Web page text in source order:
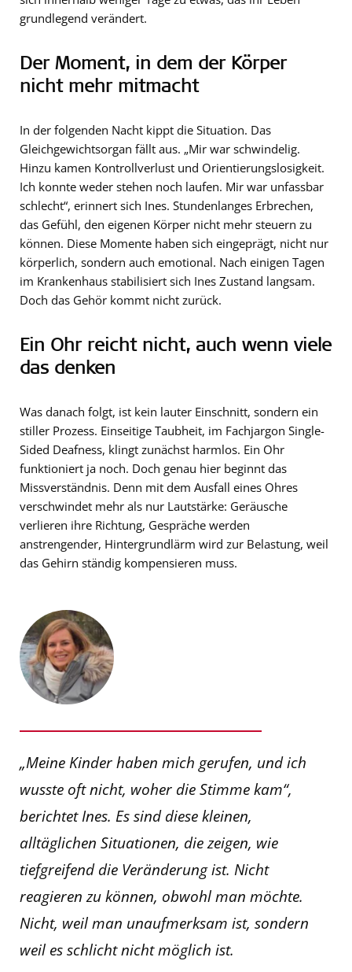
grundlegend verändert.
Der Moment, in dem der Körper
nicht mehr mitmacht
In der folgenden Nacht kippt die Situation. Das
Gleichgewichtsorgan fällt aus. „Mir war schwindelig.
Hinzu kamen Kontrollverlust und Orientierungslosigkeit.
Ich konnte weder stehen noch laufen. Mir war unfassbar
schlecht“, erinnert sich Ines. Stundenlanges Erbrechen,
das Gefühl, den eigenen Körper nicht mehr steuern zu
können. Diese Momente haben sich eingeprägt, nicht nur
körperlich, sondern auch emotional. Nach einigen Tagen
im Krankenhaus stabilisiert sich Ines Zustand langsam.
Doch das Gehör kommt nicht zurück.
Ein Ohr reicht nicht, auch wenn viele
das denken
Was danach folgt, ist kein lauter Einschnitt, sondern ein
stiller Prozess. Einseitige Taubheit, im Fachjargon Single-
Sided Deafness, klingt zunächst harmlos. Ein Ohr
funktioniert ja noch. Doch genau hier beginnt das
Missverständnis. Denn mit dem Ausfall eines Ohres
verschwindet mehr als nur Lautstärke: Geräusche
verlieren ihre Richtung, Gespräche werden
anstrengender, Hintergrundlärm wird zur Belastung, weil
das Gehirn ständig kompensieren muss.
„Meine Kinder haben mich gerufen, und ich
wusste oft nicht, woher die Stimme kam“,
berichtet Ines. Es sind diese kleinen,
alltäglichen Situationen, die zeigen, wie
tiefgreifend die Veränderung ist. Nicht
reagieren zu können, obwohl man möchte.
Nicht, weil man unaufmerksam ist, sondern
weil es schlicht nicht möglich ist.